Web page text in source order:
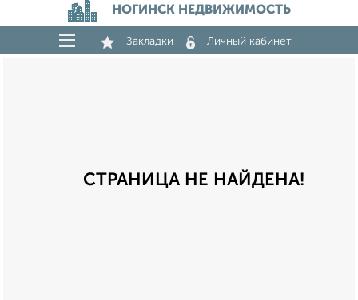
НОГИНСК НЕДВИЖИМОСТЬ
Закладки Личный кабинет
СТРАНИЦА НЕ НАЙДЕНА!